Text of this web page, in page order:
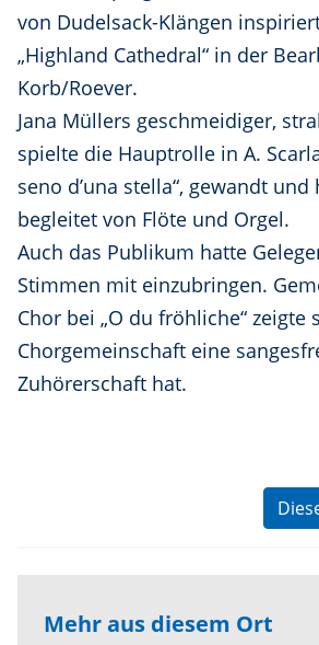
von Dudelsack-Klängen
„Highland Cathedral“ in der
Korb/Roever.
Jana Müllers geschmeidiger,
spielte die Hauptrolle in A.
seno d’una stella“, gewandt
begleitet von Flöte und Orgel.
Auch das Publikum hatte
Stimmen mit einzubringen.
Chor bei „O du fröhliche“ zeigte
Chorgemeinschaft eine
Zuhörerschaft hat.
Mehr aus diesem Ort